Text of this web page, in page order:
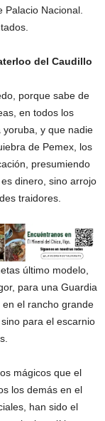
Nacional.
del Caudillo
porque sabe de
en todos los
y que nadie
de Pemex, los
presumiendo
dinero, sino arrojo
traidores.
último modelo,
para una Guardia
el rancho grande
para el escarnio
mágicos que el
los demás en el
han sido el